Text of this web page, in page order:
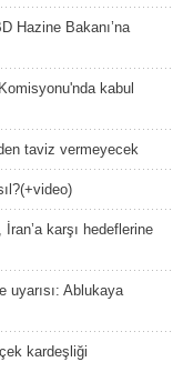
Hazine Bakanı’na
kabul
taviz vermeyecek
karşı hedeflerine
uyarısı: Ablukaya
kardeşliği